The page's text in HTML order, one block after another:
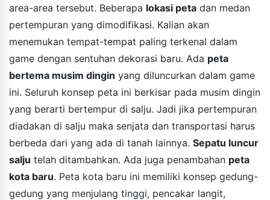
area-area tersebut. Beberapa lokasi peta dan medan
pertempuran yang dimodifikasi. Kalian akan
menemukan tempat-tempat paling terkenal dalam
game dengan sentuhan dekorasi baru. Ada peta
bertema musim dingin yang diluncurkan dalam game
ini. Seluruh konsep peta ini berkisar pada musim dingin
yang berarti bertempur di salju. Jadi jika pertempuran
diadakan di salju maka senjata dan transportasi harus
berbeda dari yang ada di tanah lainnya. Sepatu luncur
salju telah ditambahkan. Ada juga penambahan peta
kota baru. Peta kota baru ini memiliki konsep gedung-
gedung yang menjulang tinggi, pencakar langit,